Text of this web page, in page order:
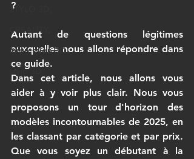
STYLO 3D,
CREALITY,
impression 3D
stylo 3D
?
Autant de questions légitimes
auxquelles nous allons répondre dans
ce guide.
Dans cet article, nous allons vous
aider à y voir plus clair. Nous vous
proposons un tour d'horizon des
modèles incontournables de 2025, en
les classant par catégorie et par prix.
Que vous soyez un débutant à la